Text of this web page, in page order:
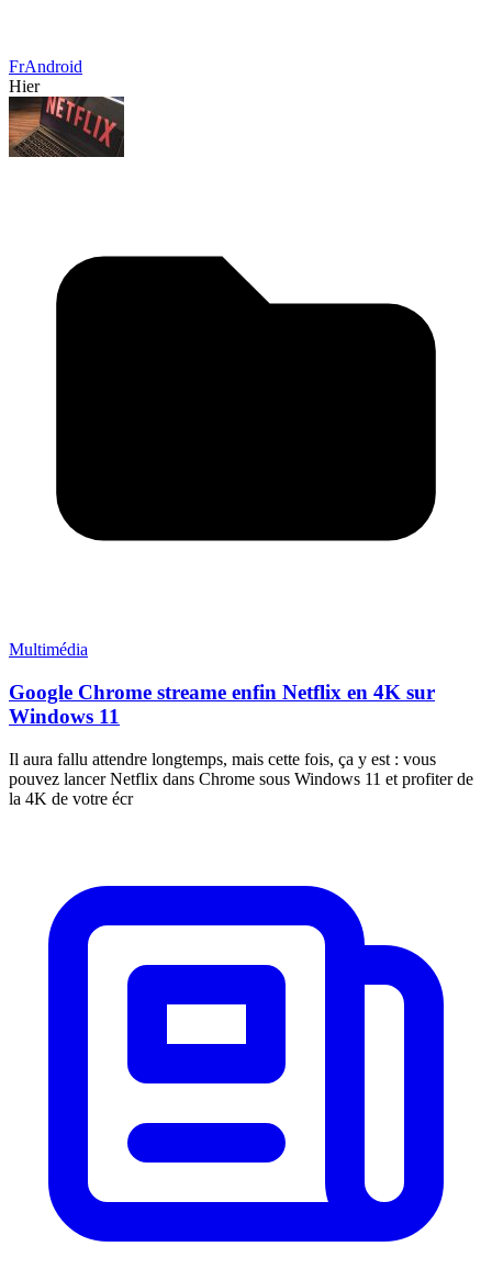
FrAndroid
Hier
Multimédia
Google Chrome streame enfin Netflix en 4K sur
Windows 11
Il aura fallu attendre longtemps, mais cette fois, ça y est : vous
pouvez lancer Netflix dans Chrome sous Windows 11 et profiter de
la 4K de votre écr